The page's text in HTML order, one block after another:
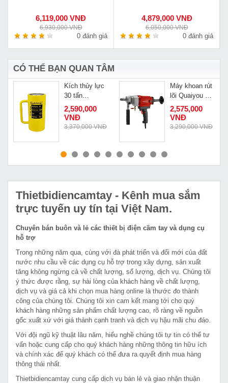
6,119,000 VNĐ
6,930,000 VNĐ
0 đánh giá
4,879,000 VNĐ
6,050,000 VNĐ
0 đánh giá
CÓ THỂ BẠN QUAN TÂM
MUA NGAY
Kích thủy lực
30 tấn
Changyou
RSC-30150
2,590,000
VNĐ
3,370,000 VNĐ
MUA NGAY
Máy khoan rút
lõi Quaiyou QY
3180
2,575,000
VNĐ
3,290,000 VNĐ
Thietbidiencamtay - Kênh mua sắm
trực tuyến uy tín tại Việt Nam.
Chuyên bán buôn và lẻ các thiết bị điện cầm tay và dụng cụ
hỗ trợ
Trong những năm qua, cùng với đà phát triển và đổi mới của đất
nước nhu cầu về các dụng cụ hỗ trợ trong xây dựng, sản xuất
tăng không ngừng cả về chất lượng, số lượng, dịch vụ. Chúng tôi
ý thức được rằng, sự hài lòng của khách hàng về chất lượng,
dịch vụ và giá cả khi chọn mua hàng online là thước đo thành
công của chúng tôi. Chúng tôi xin cam kết mang tới cho quý
khách hàng những sản phẩm chất lượng cao, rõ ràng về nguồn
gốc xuất xứ với giá thành cạnh tranh và dịch vụ hậu mãi chu đáo.
Với đội ngũ kỹ thuật lâu năm, hiểu nghề chúng tôi tự tin có thể tư
vấn hoặc cung cấp cho quý khách hàng những thông tin hữu ích
và chính xác để quý khách có thể đưa ra quyết định mua hàng
thông thái nhất.
Thietbidiencamtay cung cấp dịch vụ bán lẻ và giao nhận thuận